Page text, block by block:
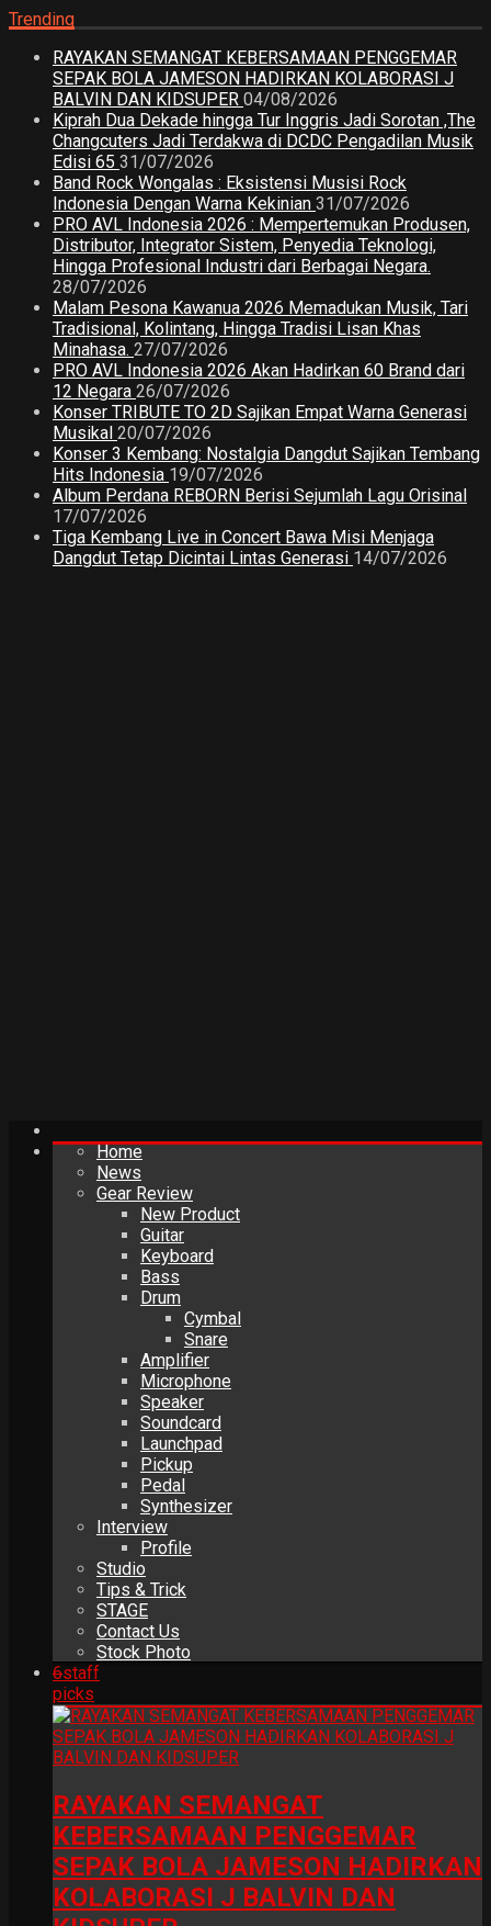
Trending
RAYAKAN SEMANGAT KEBERSAMAAN PENGGEMAR
SEPAK BOLA JAMESON HADIRKAN KOLABORASI J
BALVIN DAN KIDSUPER 04/08/2026
Kiprah Dua Dekade hingga Tur Inggris Jadi Sorotan ,The
Changcuters Jadi Terdakwa di DCDC Pengadilan Musik
Edisi 65 31/07/2026
Band Rock Wongalas : Eksistensi Musisi Rock
Indonesia Dengan Warna Kekinian 31/07/2026
PRO AVL Indonesia 2026 : Mempertemukan Produsen,
Distributor, Integrator Sistem, Penyedia Teknologi,
Hingga Profesional Industri dari Berbagai Negara.
28/07/2026
Malam Pesona Kawanua 2026 Memadukan Musik, Tari
Tradisional, Kolintang, Hingga Tradisi Lisan Khas
Minahasa. 27/07/2026
PRO AVL Indonesia 2026 Akan Hadirkan 60 Brand dari
12 Negara 26/07/2026
Konser TRIBUTE TO 2D Sajikan Empat Warna Generasi
Musikal 20/07/2026
Konser 3 Kembang: Nostalgia Dangdut Sajikan Tembang
Hits Indonesia 19/07/2026
Album Perdana REBORN Berisi Sejumlah Lagu Orisinal
17/07/2026
Tiga Kembang Live in Concert Bawa Misi Menjaga
Dangdut Tetap Dicintai Lintas Generasi 14/07/2026
Home
News
Gear Review
New Product
Guitar
Keyboard
Bass
Drum
Cymbal
Snare
Amplifier
Microphone
Speaker
Soundcard
Launchpad
Pickup
Pedal
Synthesizer
Interview
Profile
Studio
Tips & Trick
STAGE
Contact Us
Stock Photo
6staff
picks
RAYAKAN SEMANGAT
KEBERSAMAAN PENGGEMAR
SEPAK BOLA JAMESON HADIRKAN
KOLABORASI J BALVIN DAN